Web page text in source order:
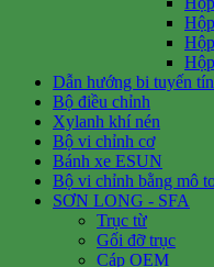
Dẫn hướng bi tuyến
Bộ điều chỉnh
Xylanh khí nén
Bộ vi chỉnh cơ
Bánh xe ESUN
Bộ vi chỉnh bằng mô
SƠN LONG - SFA
Trục từ
Gối đỡ trục
Cáp OEM